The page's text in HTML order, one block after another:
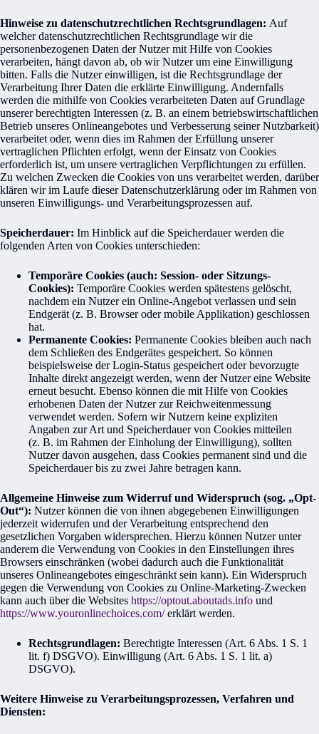
Hinweise zu datenschutzrechtlichen Rechtsgrundlagen: Auf
welcher datenschutzrechtlichen Rechtsgrundlage wir die
personenbezogenen Daten der Nutzer mit Hilfe von Cookies
verarbeiten, hängt davon ab, ob wir Nutzer um eine Einwilligung
bitten. Falls die Nutzer einwilligen, ist die Rechtsgrundlage der
Verarbeitung Ihrer Daten die erklärte Einwilligung. Andernfalls
werden die mithilfe von Cookies verarbeiteten Daten auf Grundlage
unserer berechtigten Interessen (z. B. an einem betriebswirtschaftlichen
Betrieb unseres Onlineangebotes und Verbesserung seiner Nutzbarkeit)
verarbeitet oder, wenn dies im Rahmen der Erfüllung unserer
vertraglichen Pflichten erfolgt, wenn der Einsatz von Cookies
erforderlich ist, um unsere vertraglichen Verpflichtungen zu erfüllen.
Zu welchen Zwecken die Cookies von uns verarbeitet werden, darüber
klären wir im Laufe dieser Datenschutzerklärung oder im Rahmen von
unseren Einwilligungs- und Verarbeitungsprozessen auf.
Speicherdauer: Im Hinblick auf die Speicherdauer werden die
folgenden Arten von Cookies unterschieden:
Temporäre Cookies (auch: Session- oder Sitzungs-
Cookies): Temporäre Cookies werden spätestens gelöscht,
nachdem ein Nutzer ein Online-Angebot verlassen und sein
Endgerät (z. B. Browser oder mobile Applikation) geschlossen
hat.
Permanente Cookies: Permanente Cookies bleiben auch nach
dem Schließen des Endgerätes gespeichert. So können
beispielsweise der Login-Status gespeichert oder bevorzugte
Inhalte direkt angezeigt werden, wenn der Nutzer eine Website
erneut besucht. Ebenso können die mit Hilfe von Cookies
erhobenen Daten der Nutzer zur Reichweitenmessung
verwendet werden. Sofern wir Nutzern keine expliziten
Angaben zur Art und Speicherdauer von Cookies mitteilen
(z. B. im Rahmen der Einholung der Einwilligung), sollten
Nutzer davon ausgehen, dass Cookies permanent sind und die
Speicherdauer bis zu zwei Jahre betragen kann.
Allgemeine Hinweise zum Widerruf und Widerspruch (sog. „Opt-
Out“): Nutzer können die von ihnen abgegebenen Einwilligungen
jederzeit widerrufen und der Verarbeitung entsprechend den
gesetzlichen Vorgaben widersprechen. Hierzu können Nutzer unter
anderem die Verwendung von Cookies in den Einstellungen ihres
Browsers einschränken (wobei dadurch auch die Funktionalität
unseres Onlineangebotes eingeschränkt sein kann). Ein Widerspruch
gegen die Verwendung von Cookies zu Online-Marketing-Zwecken
kann auch über die Websites https://optout.aboutads.info und
https://www.youronlinechoices.com/erklärt werden.
Rechtsgrundlagen: Berechtigte Interessen (Art. 6 Abs. 1 S. 1
lit. f) DSGVO). Einwilligung (Art. 6 Abs. 1 S. 1 lit. a)
DSGVO).
Weitere Hinweise zu Verarbeitungsprozessen, Verfahren und
Diensten: